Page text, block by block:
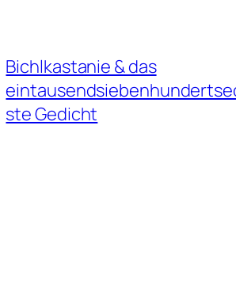
Bichlkastanie & das
ste Gedicht